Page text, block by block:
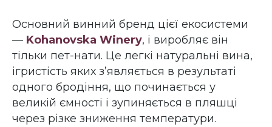
Основний винний бренд цієї екосистеми
— Kohanovska Winery, і виробляє він
тільки пет-нати. Це легкі натуральні вина,
ігристість яких зʼявляється в результаті
одного бродіння, що починається у
великій ємності і зупиняється в пляшці
через різке зниження температури.